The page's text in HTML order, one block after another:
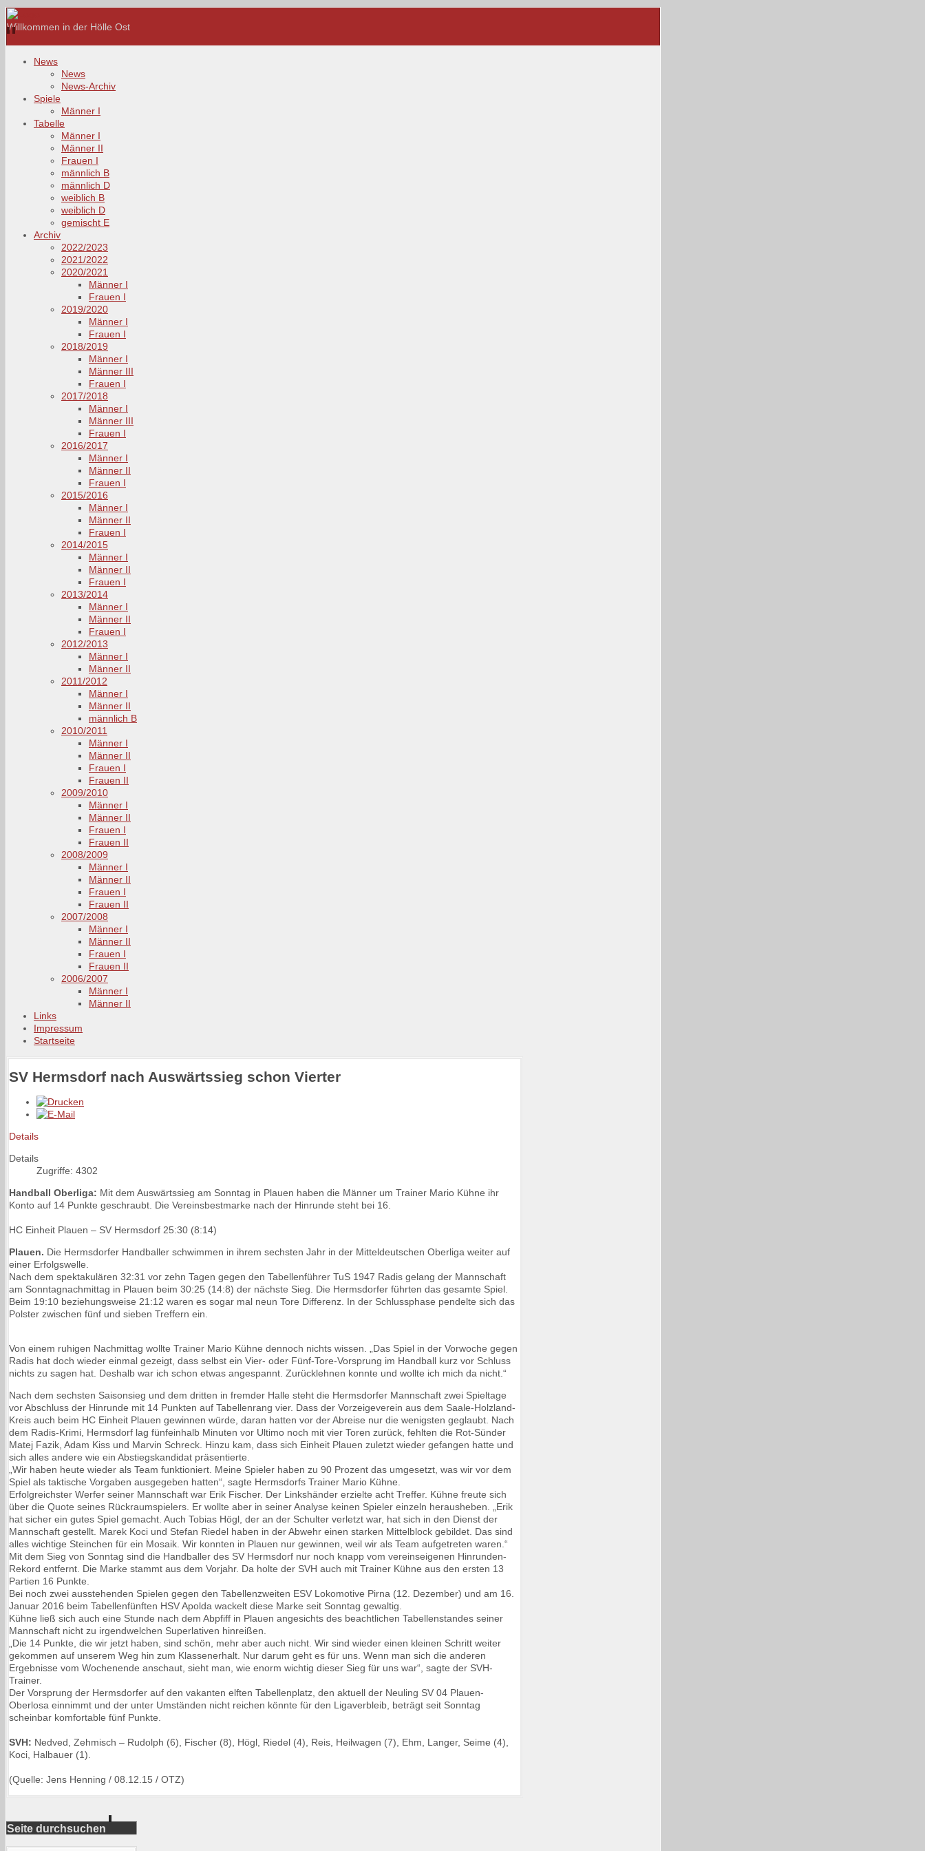
Willkommen in der Hölle Ost
News
News
News-Archiv
Spiele
Männer I
Tabelle
Männer I
Männer II
Frauen I
männlich B
männlich D
weiblich B
weiblich D
gemischt E
Archiv
2022/2023
2021/2022
2020/2021
Männer I
Frauen I
2019/2020
Männer I
Frauen I
2018/2019
Männer I
Männer III
Frauen I
2017/2018
Männer I
Männer III
Frauen I
2016/2017
Männer I
Männer II
Frauen I
2015/2016
Männer I
Männer II
Frauen I
2014/2015
Männer I
Männer II
Frauen I
2013/2014
Männer I
Männer II
Frauen I
2012/2013
Männer I
Männer II
2011/2012
Männer I
Männer II
männlich B
2010/2011
Männer I
Männer II
Frauen I
Frauen II
2009/2010
Männer I
Männer II
Frauen I
Frauen II
2008/2009
Männer I
Männer II
Frauen I
Frauen II
2007/2008
Männer I
Männer II
Frauen I
Frauen II
2006/2007
Männer I
Männer II
Links
Impressum
Startseite
SV Hermsdorf nach Auswärtssieg schon Vierter
Details
Details
Zugriffe: 4302
Handball Oberliga: Mit dem Auswärtssieg am Sonntag in Plauen haben die Männer um Trainer Mario Kühne ihr
Konto auf 14 Punkte geschraubt. Die Vereinsbestmarke nach der Hinrunde steht bei 16.
HC Einheit Plauen – SV Hermsdorf 25:30 (8:14)
Plauen. Die Hermsdorfer Handballer schwimmen in ihrem sechsten Jahr in der Mitteldeutschen Oberliga weiter auf
einer Erfolgswelle.
Nach dem spektakulären 32:31 vor zehn Tagen gegen den Tabellenführer TuS 1947 Radis gelang der Mannschaft
am Sonntagnachmittag in Plauen beim 30:25 (14:8) der nächste Sieg. Die Hermsdorfer führten das gesamte Spiel.
Beim 19:10 beziehungsweise 21:12 waren es sogar mal neun Tore Differenz. In der Schlussphase pendelte sich das
Polster zwischen fünf und sieben Treffern ein.
Von einem ruhigen Nachmittag wollte Trainer Mario Kühne dennoch nichts wissen. „Das Spiel in der Vorwoche gegen
Radis hat doch wieder einmal gezeigt, dass selbst ein Vier- oder Fünf-Tore-Vorsprung im Handball kurz vor Schluss
nichts zu sagen hat. Deshalb war ich schon etwas angespannt. Zurücklehnen konnte und wollte ich mich da nicht.“
Nach dem sechsten Saisonsieg und dem dritten in fremder Halle steht die Hermsdorfer Mannschaft zwei Spieltage
vor Abschluss der Hinrunde mit 14 Punkten auf Tabellenrang vier. Dass der Vorzeigeverein aus dem Saale-Holzland-
Kreis auch beim HC Einheit Plauen gewinnen würde, daran hatten vor der Abreise nur die wenigsten geglaubt. Nach
dem Radis-Krimi, Hermsdorf lag fünfeinhalb Minuten vor Ultimo noch mit vier Toren zurück, fehlten die Rot-Sünder
Matej Fazik, Adam Kiss und Marvin Schreck. Hinzu kam, dass sich Einheit Plauen zuletzt wieder gefangen hatte und
sich alles andere wie ein Abstiegskandidat präsentierte.
„Wir haben heute wieder als Team funktioniert. Meine Spieler haben zu 90 Prozent das umgesetzt, was wir vor dem
Spiel als taktische Vorgaben ausgegeben hatten“, sagte Hermsdorfs Trainer Mario Kühne.
Erfolgreichster Werfer seiner Mannschaft war Erik Fischer. Der Linkshänder erzielte acht Treffer. Kühne freute sich
über die Quote seines Rückraumspielers. Er wollte aber in seiner Analyse keinen Spieler einzeln herausheben. „Erik
hat sicher ein gutes Spiel gemacht. Auch Tobias Högl, der an der Schulter verletzt war, hat sich in den Dienst der
Mannschaft gestellt. Marek Koci und Stefan Riedel haben in der Abwehr einen starken Mittelblock gebildet. Das sind
alles wichtige Steinchen für ein Mosaik. Wir konnten in Plauen nur gewinnen, weil wir als Team aufgetreten waren.“
Mit dem Sieg von Sonntag sind die Handballer des SV Hermsdorf nur noch knapp vom vereinseigenen Hinrunden-
Rekord entfernt. Die Marke stammt aus dem Vorjahr. Da holte der SVH auch mit Trainer Kühne aus den ersten 13
Partien 16 Punkte.
Bei noch zwei ausstehenden Spielen gegen den Tabellenzweiten ESV Lokomotive Pirna (12. Dezember) und am 16.
Januar 2016 beim Tabellenfünften HSV Apolda wackelt diese Marke seit Sonntag gewaltig.
Kühne ließ sich auch eine Stunde nach dem Abpfiff in Plauen angesichts des beachtlichen Tabellenstandes seiner
Mannschaft nicht zu irgendwelchen Superlativen hinreißen.
„Die 14 Punkte, die wir jetzt haben, sind schön, mehr aber auch nicht. Wir sind wieder einen kleinen Schritt weiter
gekommen auf unserem Weg hin zum Klassenerhalt. Nur darum geht es für uns. Wenn man sich die anderen
Ergebnisse vom Wochenende anschaut, sieht man, wie enorm wichtig dieser Sieg für uns war“, sagte der SVH-
Trainer.
Der Vorsprung der Hermsdorfer auf den vakanten elften Tabellenplatz, den aktuell der Neuling SV 04 Plauen-
Oberlosa einnimmt und der unter Umständen nicht reichen könnte für den Ligaverbleib, beträgt seit Sonntag
scheinbar komfortable fünf Punkte.
SVH: Nedved, Zehmisch – Rudolph (6), Fischer (8), Högl, Riedel (4), Reis, Heilwagen (7), Ehm, Langer, Seime (4),
Koci, Halbauer (1).
(Quelle: Jens Henning / 08.12.15 / OTZ)
Seite durchsuchen